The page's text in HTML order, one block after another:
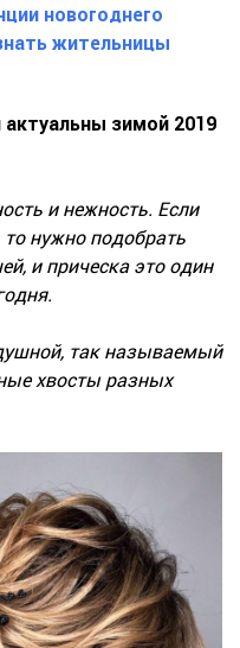
новогоднего
жительницы
зимой 2019
и нежность. Если
нужно подобрать
и прическа это один
так называемый
хвосты разных